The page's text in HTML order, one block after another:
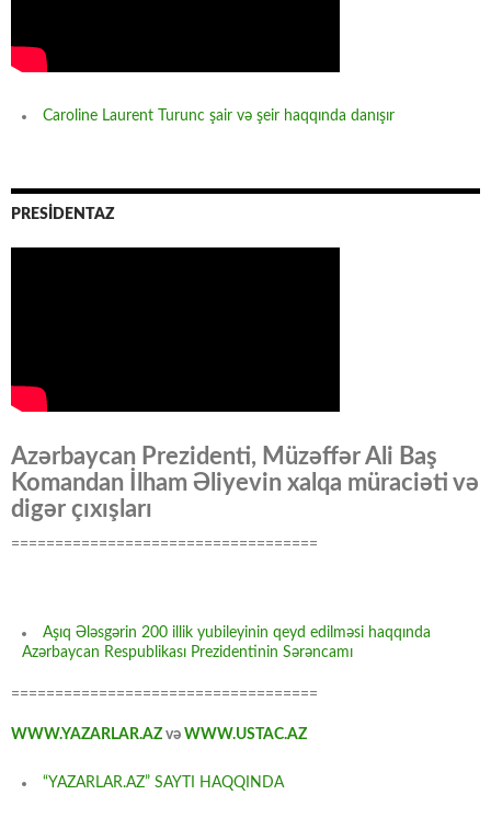
Caroline Laurent Turunc şair və şeir haqqında danışır
PRESİDENTAZ
Azərbaycan Prezidenti, Müzəffər Ali Baş
Komandan İlham Əliyevin xalqa müraciəti və
digər çıxışları
===================================
Aşıq Ələsgərin 200 illik yubileyinin qeyd edilməsi haqqında
Azərbaycan Respublikası Prezidentinin Sərəncamı
===================================
WWW.YAZARLAR.AZ və WWW.USTAC.AZ
“YAZARLAR.AZ” SAYTI HAQQINDA